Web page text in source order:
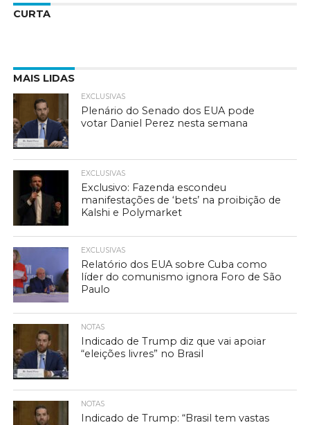
CURTA
MAIS LIDAS
EXCLUSIVAS
Plenário do Senado dos EUA pode
votar Daniel Perez nesta semana
EXCLUSIVAS
Exclusivo: Fazenda escondeu
manifestações de ‘bets’ na proibição de
Kalshi e Polymarket
EXCLUSIVAS
Relatório dos EUA sobre Cuba como
líder do comunismo ignora Foro de São
Paulo
NOTAS
Indicado de Trump diz que vai apoiar
“eleições livres” no Brasil
NOTAS
Indicado de Trump: “Brasil tem vastas